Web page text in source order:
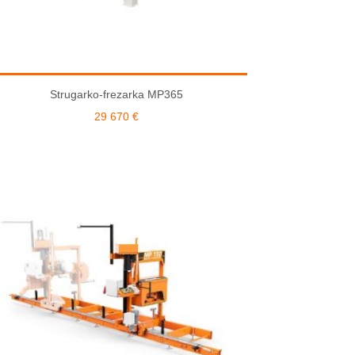
Strugarko-frezarka MP365
29 670 €